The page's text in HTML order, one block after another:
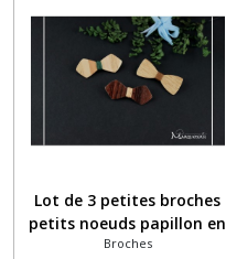
Lot de 3 petites broches
petits noeuds papillon en
bois
Broches